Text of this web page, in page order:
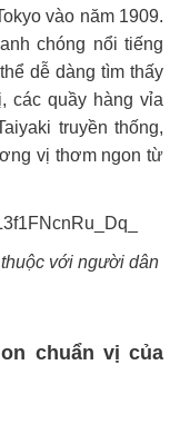
vào năm 1909.
chóng nổi tiếng
dễ dàng tìm thấy
các quầy hàng vỉa
truyền thống,
vị thơm ngon từ
với người dân
chuẩn vị của